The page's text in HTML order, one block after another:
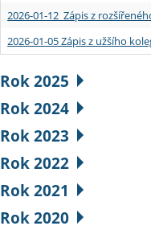
2026-01-12 Zápis z
2026-01-05 Zápis z užšího
Rok 2025
Rok 2024
Rok 2023
Rok 2022
Rok 2021
Rok 2020